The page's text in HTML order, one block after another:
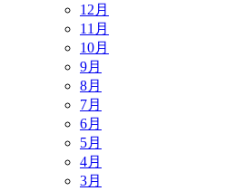
12月
11月
10月
9月
8月
7月
6月
5月
4月
3月